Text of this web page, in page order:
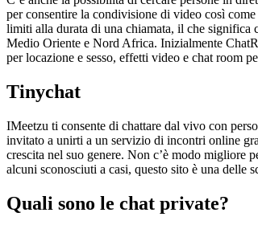
per consentire la condivisione di video così
limiti alla durata di una chiamata, il che significa
Medio Oriente e Nord Africa. Inizialmente
per locazione e sesso, effetti video e chat room
Tinychat
IMeetzu ti consente di chattare dal vivo con
invitato a unirti a un servizio di incontri online
crescita nel suo genere. Non c’è modo migliore
alcuni sconosciuti a casi, questo sito è una delle
Quali sono le chat private?